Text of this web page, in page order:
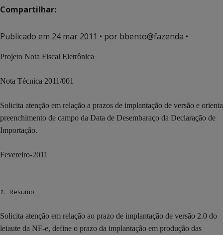
Compartilhar:
Publicado em 24 mar 2011 • por bbento@fazenda •
Projeto Nota Fiscal Eletrônica
Nota Técnica 2011/001
Solicita atenção em relação a prazos de implantação de versão e orienta
preenchimento de campo da Data de Desembaraço da Declaração de
Importação.
Fevereiro-2011
1. Resumo
Solicita atenção em relação ao prazo de implantação de versão 2.0 do
leiaute da NF-e, define o prazo da implantação em produção das